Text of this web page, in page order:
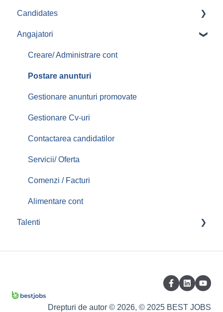
Candidates
Aplicari job-uri
Angajatori
Creare/ Administrare cont
Postare anunturi
Gestionare anunturi promovate
Gestionare Cv-uri
Contactarea candidatilor
Servicii/ Oferta
Comenzi / Facturi
Alimentare cont
Talenti
Aplicari Joburi
Drepturi de autor © 2026, © 2025 BEST JOBS